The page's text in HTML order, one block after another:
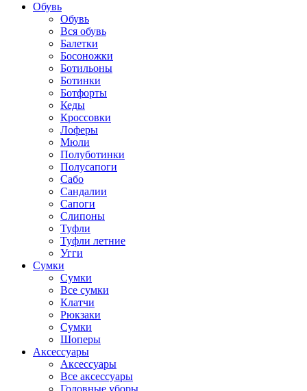
Обувь
Обувь
Вся обувь
Балетки
Босоножки
Ботильоны
Ботинки
Ботфорты
Кеды
Кроссовки
Лоферы
Мюли
Полуботинки
Полусапоги
Сабо
Сандалии
Сапоги
Слипоны
Туфли
Туфли летние
Угги
Сумки
Сумки
Все сумки
Клатчи
Рюкзаки
Сумки
Шоперы
Аксессуары
Аксессуары
Все аксессуары